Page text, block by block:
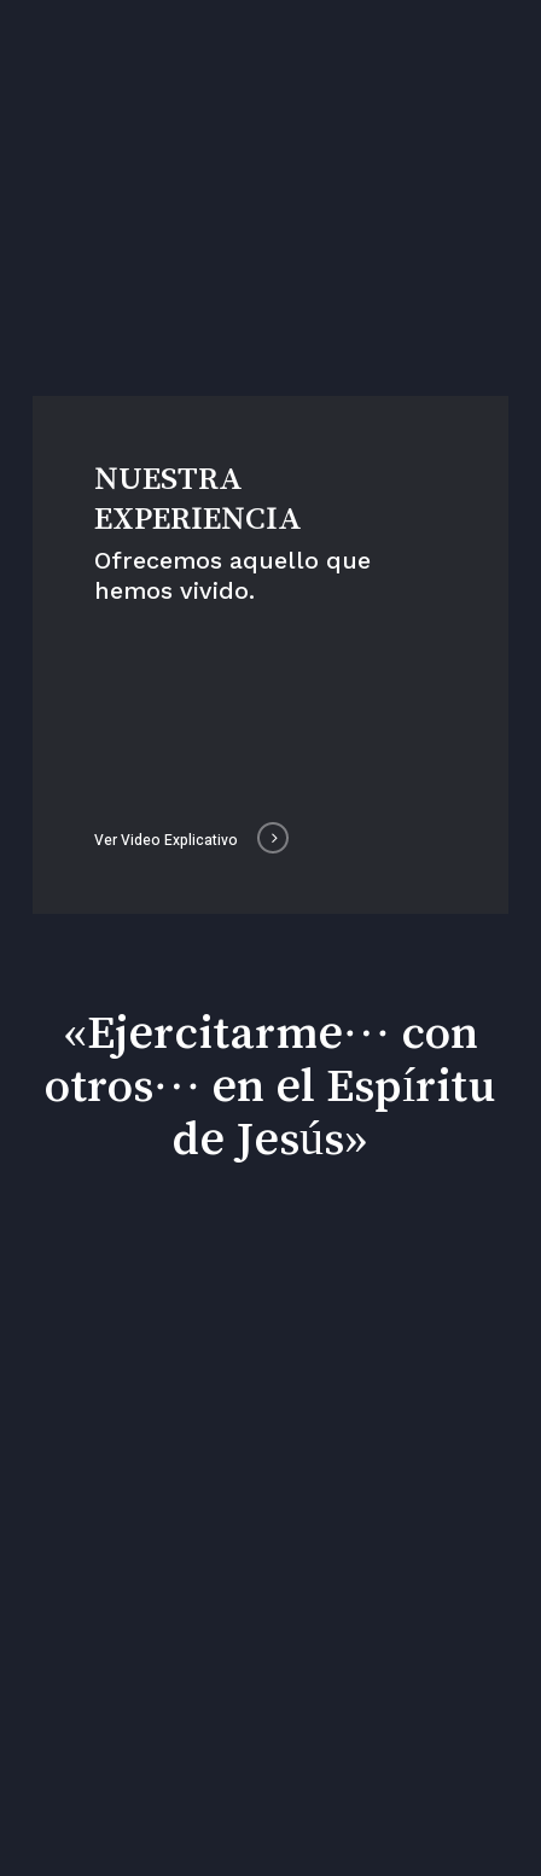
NUESTRA
EXPERIENCIA
Ofrecemos aquello que
hemos vivido.
Ver Video Explicativo
«Ejercitarme… con
otros… en el Espíritu
de Jesús»